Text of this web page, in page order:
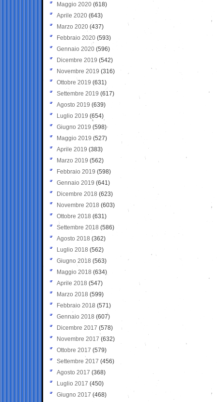
Maggio 2020 (618)
Aprile 2020 (643)
Marzo 2020 (437)
Febbraio 2020 (593)
Gennaio 2020 (596)
Dicembre 2019 (542)
Novembre 2019 (316)
Ottobre 2019 (631)
Settembre 2019 (617)
Agosto 2019 (639)
Luglio 2019 (654)
Giugno 2019 (598)
Maggio 2019 (527)
Aprile 2019 (383)
Marzo 2019 (562)
Febbraio 2019 (598)
Gennaio 2019 (641)
Dicembre 2018 (623)
Novembre 2018 (603)
Ottobre 2018 (631)
Settembre 2018 (586)
Agosto 2018 (362)
Luglio 2018 (562)
Giugno 2018 (563)
Maggio 2018 (634)
Aprile 2018 (547)
Marzo 2018 (599)
Febbraio 2018 (571)
Gennaio 2018 (607)
Dicembre 2017 (578)
Novembre 2017 (632)
Ottobre 2017 (579)
Settembre 2017 (456)
Agosto 2017 (368)
Luglio 2017 (450)
Giugno 2017 (468)